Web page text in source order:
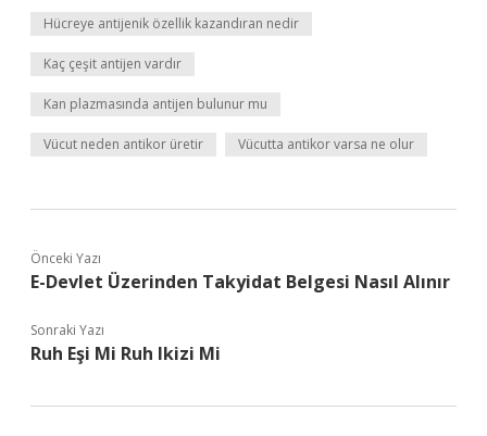
Hücreye antijenik özellik kazandıran nedir
Kaç çeşit antijen vardır
Kan plazmasında antijen bulunur mu
Vücut neden antikor üretir Vücutta antikor varsa ne olur
Önceki Yazı
E-Devlet Üzerinden Takyidat Belgesi Nasıl Alınır
Sonraki Yazı
Ruh Eşi Mi Ruh Ikizi Mi